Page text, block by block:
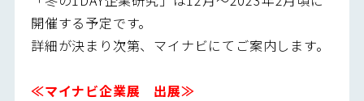
開催する予定です。
詳細が決まり次第、マイナビにてご案内します。
≪マイナビ企業展 出展≫